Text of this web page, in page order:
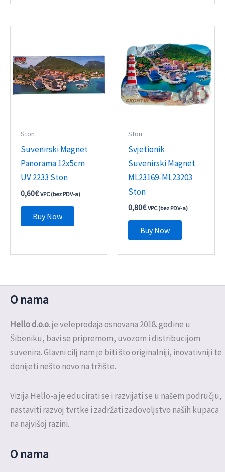
Ston
Suvenirski Magnet
Panorama 12x5cm
UV 2233 Ston
0,60€ VPC (bez PDV-a)
Buy Now
Ston
Svjetionik
Suvenirski Magnet
ML23169-ML23203
Ston
0,80€ VPC (bez PDV-a)
Buy Now
O nama
Hello d.o.o.je veleprodaja osnovana 2018. godine u
Šibeniku, bavi se pripremom, uvozom i distribucijom
suvenira. Glavni cilj nam je biti što originalniji, inovativniji te
donijeti nešto novo na tržište.
Vizija Hello-a je educirati se i razvijati se u našem području,
nastaviti razvoj tvrtke i zadržati zadovoljstvo naših kupaca
na najvišoj razini.
O nama